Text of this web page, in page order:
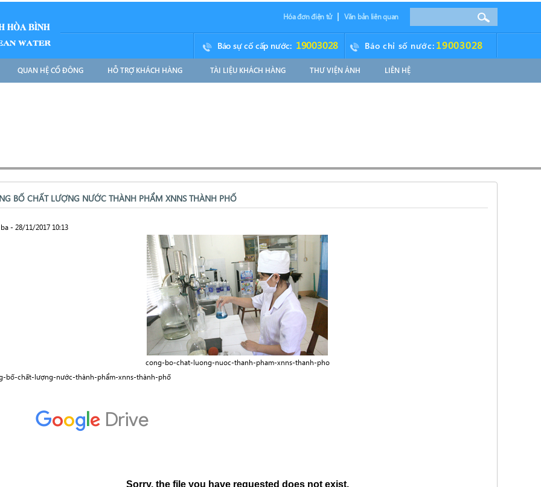
Hóa đơn điện tử Văn bản liên quan
QUAN HỆ CỔ ĐÔNG HỖ TRỢ KHÁCH HÀNG TÀI LIỆU KHÁCH HÀNG THƯ VIỆN ẢNH LIÊN HỆ
Báo sự cố cấp nước: 19003028 Báo chỉ số nước: 19003028
BỐ CHẤT LƯỢNG NƯỚC THÀNH PHẨM XNNS THÀNH PHỐ
- 28/11/2017 10:13
cong-bo-chat-luong-nuoc-thanh-pham-xnns-thanh-pho
bố-chất-lượng-nước-thành-phẩm-xnns-thành-phố